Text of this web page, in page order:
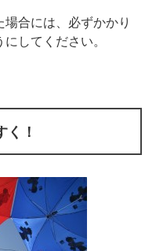
合には、必ずかかり
してください。
く！